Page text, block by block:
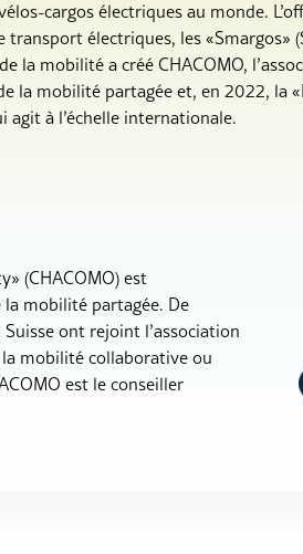
cargos électriques au monde.
transport électriques, les «Smargos»
la mobilité a créé CHACOMO,
la mobilité partagée et, en 2022, la
agit à l’échelle internationale.
(CHACOMO) est
la mobilité partagée. De
ont rejoint l’association
mobilité collaborative ou
est le conseiller